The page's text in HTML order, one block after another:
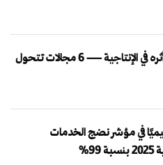
— 6 مجالات تتحول
في مؤشر نضج الخدمات